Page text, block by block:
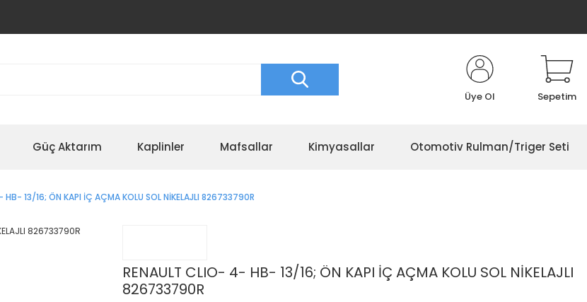
Üye Ol Sepetim
Güç Aktarım Kaplinler Mafsallar Kimyasallar Otomotiv Rulman/Triger Seti
13/16; ÖN KAPI İÇ AÇMA KOLU SOL NİKELAJLI 826733790R
RENAULT CLIO- 4- HB- 13/16; ÖN KAPI İÇ AÇMA KOLU SOL NİKELAJLI
826733790R